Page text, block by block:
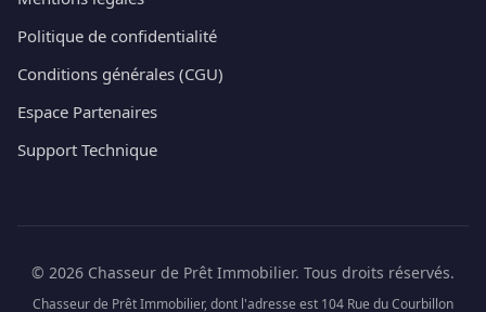
Politique de confidentialité
Conditions générales (CGU)
Espace Partenaires
Support Technique
© 2026 Chasseur de Prêt Immobilier. Tous droits réservés.
Chasseur de Prêt Immobilier, dont l'adresse est 104 Rue du Courbillon